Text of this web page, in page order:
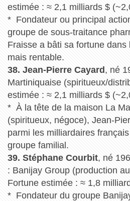
estimée : ≈ 2,1 milliards $
* Fondateur ou principal
groupe de sous-traitance
Fraisse a bâti sa fortune dans
mais rentable.
38. Jean-Pierre Cayard, né
Martiniquaise (spiritueux/
estimée : ≈ 2,1 milliards $
* À la tête de la maison La
(spiritueux, négoce), Jean-
parmi les milliardaires
groupe familial.
39. Stéphane Courbit, né
: Banijay Group (production
Fortune estimée : ≈ 1,8
* Fondateur du groupe